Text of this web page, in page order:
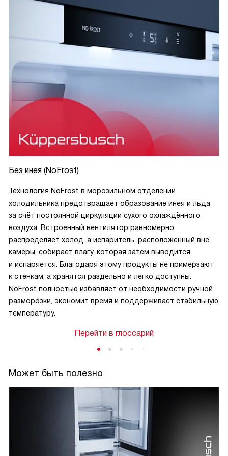
Без инея (NoFrost)
Технология NoFrost в морозильном отделении
холодильника предотвращает образование инея и льда
за счёт постоянной циркуляции сухого охлаждённого
воздуха. Встроенный вентилятор равномерно
распределяет холод, а испаритель, расположенный вне
камеры, собирает влагу, которая затем выводится
и испаряется. Благодаря этому продукты не примерзают
к стенкам, а хранятся раздельно и легко доступны.
NoFrost полностью избавляет от необходимости ручной
разморозки, экономит время и поддерживает стабильную
температуру.
Перейти в глоссарий
Может быть полезно